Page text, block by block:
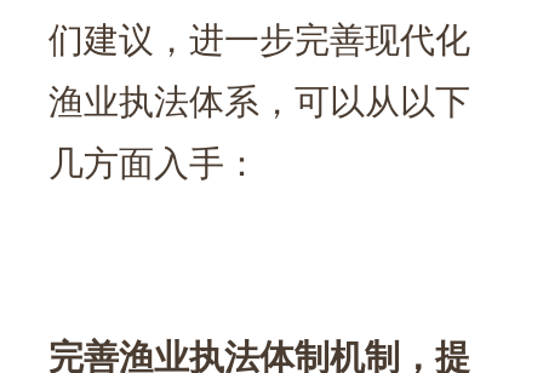
们建议，进一步完善现代化
渔业执法体系，可以从以下
几方面入手：
完善渔业执法体制机制，提